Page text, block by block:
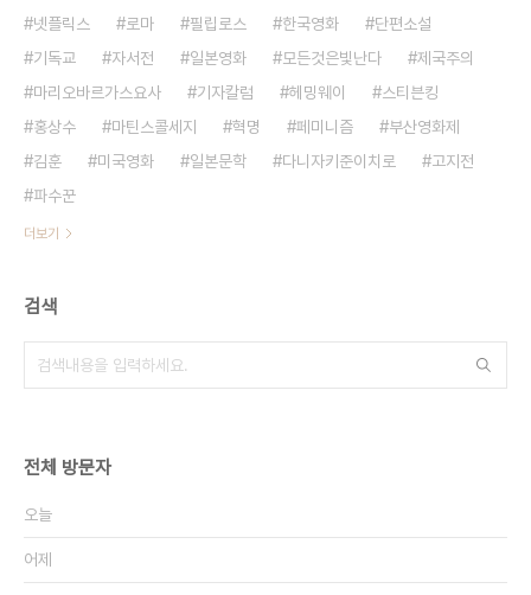
넷플릭스
로마 필립로스 한국영화
단편소설
기독교
자서전 일본영화 모든것은빛난다
제국주의
마리오바르가스요사
기자칼럼 헤밍웨이
스티븐킹
홍상수
마틴스콜세지 혁명 페미니즘
부산영화제
김훈
미국영화 일본문학 다니자키준이치로
고지전
파수꾼
더보기
검색
전체 방문자
오늘
어제